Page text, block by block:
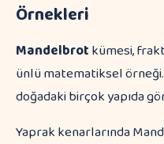
Örnekleri
Mandelbrotkümesi,
ünlü matematiksel
doğadaki birçok yapıda
Yaprak kenarlarında